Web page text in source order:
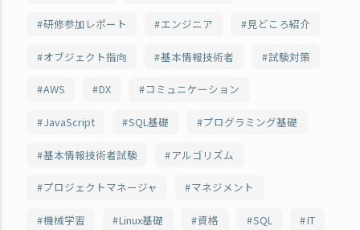
研修参加レポート エンジニア 見どころ紹介
オブジェクト指向 基本情報技術者 試験対策
AWS DX コミュニケーション
JavaScript SQL基礎 プログラミング基礎
基本情報技術者試験 アルゴリズム
プロジェクトマネージャ マネジメント
機械学習 Linux基礎 資格 SQL IT